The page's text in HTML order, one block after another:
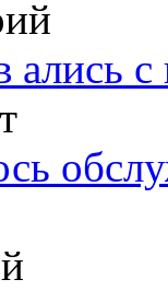
ались